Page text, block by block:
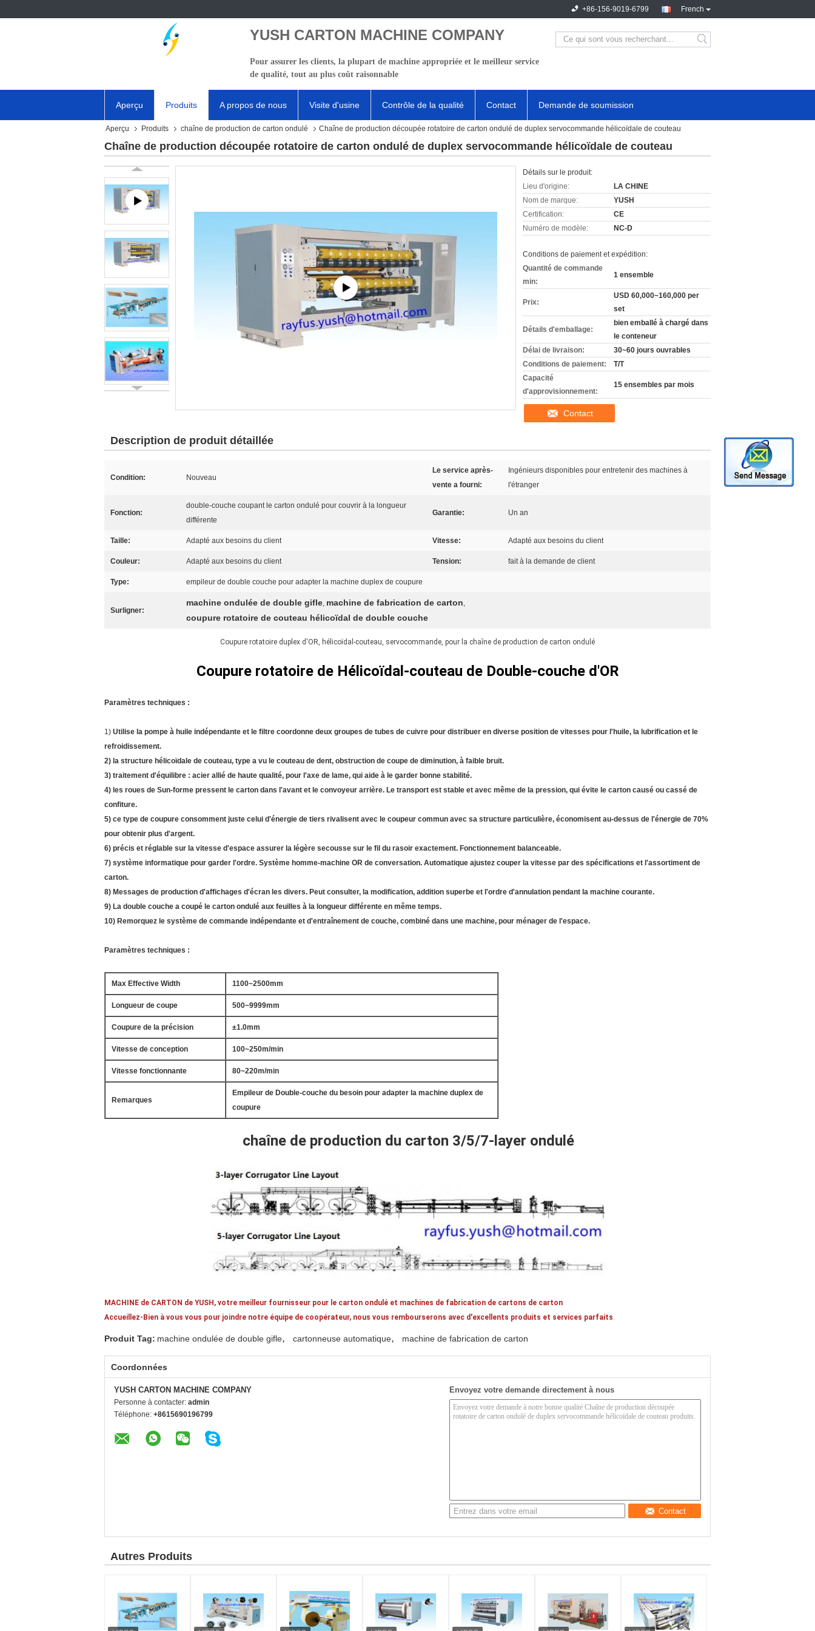
French
+86-156-9019-6799
YUSH CARTON MACHINE COMPANY
Pour assurer les clients, la plupart de machine appropriée et le meilleur service
de qualité, tout au plus coût raisonnable
Aperçu Produits A propos de nous Visite d'usine Contrôle de la qualité Contact Demande de soumission
Aperçu Produits chaîne de production de carton ondulé Chaîne de production découpée rotatoire de carton ondulé de duplex servocommande hélicoïdale de couteau
Chaîne de production découpée rotatoire de carton ondulé de duplex servocommande hélicoïdale de couteau
Détails sur le produit:
Lieu d'origine:
LA CHINE
Nom de marque:
YUSH
Certification:
CE
Numéro de modèle:
NC-D
Conditions de paiement et expédition:
Quantité de commande
min:
1 ensemble
Prix:
USD 60,000~160,000 per
set
Détails d'emballage:
bien emballé à chargé dans
le conteneur
Délai de livraison:
30~60 jours ouvrables
Conditions de paiement:
T/T
Capacité
d'approvisionnement:
15 ensembles par mois
Contact
Description de produit détaillée
Condition: Nouveau
Le service après-
vente a fourni:
Ingénieurs disponibles pour entretenir des machines à
l'étranger
Fonction:
double-couche coupant le carton ondulé pour couvrir à la longueur
différente
Garantie: Un an
Taille: Adapté aux besoins du client Vitesse: Adapté aux besoins du client
Couleur: Adapté aux besoins du client Tension: fait à la demande de client
Type: empileur de double couche pour adapter la machine duplex de coupure
Surligner:
machine ondulée de double gifle, machine de fabrication de carton,
coupure rotatoire de couteau hélicoïdal de double couche
Coupure rotatoire duplex d'OR, hélicoïdal-couteau, servocommande, pour la chaîne de production de carton ondulé
Coupure rotatoire de Hélicoïdal-couteau de Double-couche d'OR
Paramètres techniques :
1) Utilise la pompe à huile indépendante et le filtre coordonne deux groupes de tubes de cuivre pour distribuer en diverse position de vitesses pour l'huile, la lubrification et le
refroidissement.
2) la structure hélicoïdale de couteau, type a vu le couteau de dent, obstruction de coupe de diminution, à faible bruit.
3) traitement d'équilibre : acier allié de haute qualité, pour l'axe de lame, qui aide à le garder bonne stabilité.
4) les roues de Sun-forme pressent le carton dans l'avant et le convoyeur arrière. Le transport est stable et avec même de la pression, qui évite le carton causé ou cassé de
confiture.
5) ce type de coupure consomment juste celui d'énergie de tiers rivalisent avec le coupeur commun avec sa structure particulière, économisent au-dessus de l'énergie de 70%
pour obtenir plus d'argent.
6) précis et réglable sur la vitesse d'espace assurer la légère secousse sur le fil du rasoir exactement. Fonctionnement balanceable.
7) système informatique pour garder l'ordre. Système homme-machine OR de conversation. Automatique ajustez couper la vitesse par des spécifications et l'assortiment de
carton.
8) Messages de production d'affichages d'écran les divers. Peut consulter, la modification, addition superbe et l'ordre d'annulation pendant la machine courante.
9) La double couche a coupé le carton ondulé aux feuilles à la longueur différente en même temps.
10) Remorquez le système de commande indépendante et d'entraînement de couche, combiné dans une machine, pour ménager de l'espace.
Paramètres techniques :
Max Effective Width 1100~2500mm
Longueur de coupe 500~9999mm
Coupure de la précision ±1.0mm
Vitesse de conception 100~250m/min
Vitesse fonctionnante 80~220m/min
Remarques
Empileur de Double-couche du besoin pour adapter la machine duplex de
coupure
chaîne de production du carton 3/5/7-layer ondulé
MACHINE de CARTON de YUSH, votre meilleur fournisseur pour le carton ondulé et machines de fabrication de cartons de carton
Accueillez-Bien à vous vous pour joindre notre équipe de coopérateur, nous vous rembourserons avec d'excellents produits et services parfaits.
Produit Tag: machine ondulée de double gifle, cartonneuse automatique, machine de fabrication de carton
Coordonnées
YUSH CARTON MACHINE COMPANY
Personne à contacter: admin
Téléphone: +8615690196799
Envoyez votre demande directement à nous
Contact
Autres Produits